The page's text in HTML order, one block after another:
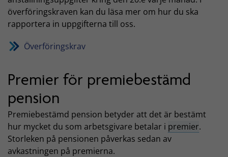
överföringskraven kan du läsa mer om hur du ska
rapportera in uppgifterna till oss.
Överföringskrav
Premier för premiebestämd
pension
Premiebestämd pension betyder att det är bestämt
hur mycket du som arbetsgivare betalar i premier.
Storleken på pensionen påverkas sedan av
avkastningen på premierna.